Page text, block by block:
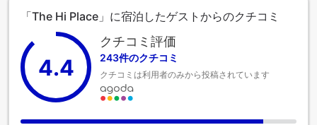
能を備えています。 一部の客室では、お客様の利便性と満足
のために、エアコンやリネンサービスを提供しています。The
Hi Placeのユニークに仕立てられた客室では、独立したリビン
グルームやバルコニーやテラスに似たレイアウトをお選びい
ただけます。一部の客室では、室内ビデオストリーミング、
日刊新聞、テレビなど、一流の室内エンターテイメントをお
楽しみいただけます。一部の客室では、お客様のご要望に応
じたお飲み物をご用意しております。バスローブ、タオル、
「The Hi Place」に宿泊したゲストからのクチコミ
4.4
クチコミ評価
243件のクチコミ
クチコミは利用者のみから投稿されています